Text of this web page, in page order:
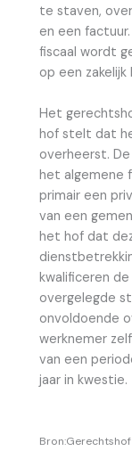
te staven,
en een
fiscaal wordt
op een zakelijk
Het
hof stelt dat
overheerst.
het algemene
primair een
van een
het hof dat
kwalificeren
overgelegde
onvoldoende
werknemer
van een
jaar in kwestie.